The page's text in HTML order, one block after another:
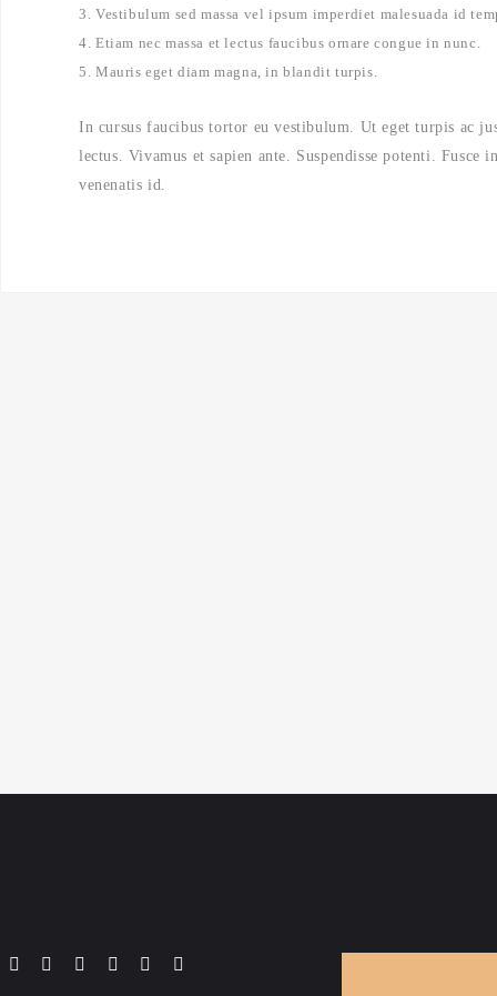
Vestibulum sed massa vel ipsum imperdiet malesuada id
Etiam nec massa et lectus faucibus ornare congue in nunc.
Mauris eget diam magna, in blandit turpis.
In cursus faucibus tortor eu vestibulum. Ut eget turpis ac
lectus. Vivamus et sapien ante. Suspendisse potenti.
venenatis id.